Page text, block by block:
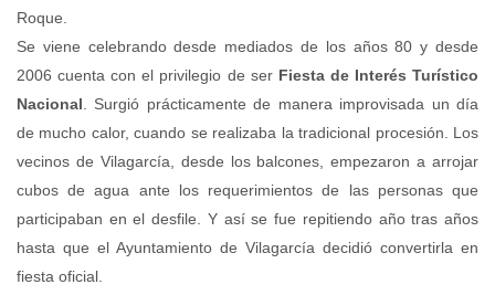
Roque.
Se viene celebrando desde mediados de los años 80 y desde
2006 cuenta con el privilegio de ser Fiesta de Interés Turístico
Nacional. Surgió prácticamente de manera improvisada un día
de mucho calor, cuando se realizaba la tradicional procesión. Los
vecinos de Vilagarcía, desde los balcones, empezaron a arrojar
cubos de agua ante los requerimientos de las personas que
participaban en el desfile. Y así se fue repitiendo año tras años
hasta que el Ayuntamiento de Vilagarcía decidió convertirla en
fiesta oficial.